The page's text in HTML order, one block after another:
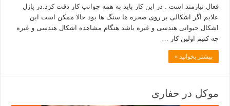
فعال نیازمند است . در این کار باید به همه جوانب کار دقت کرد.در پازل
علایم اگر اشکالی بر روی صخره ها سنگ ها بود حالا ممکن است این
اشکال حیوانی هندسی و غیره باشد هنگام مشاهده اشکال هندسی و غیره
چه کنیم اولین کار …
بیشتر بخوانید »
موکل در حفاری